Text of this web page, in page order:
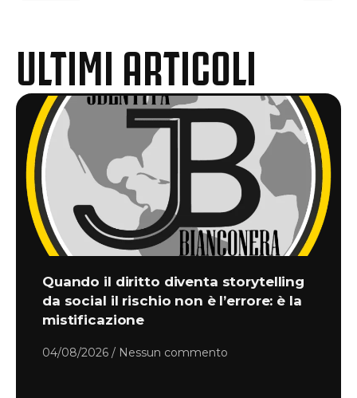
ULTIMI ARTICOLI
Quando il diritto diventa storytelling
da social il rischio non è l’errore: è la
mistificazione
04/08/2026 Nessun commento